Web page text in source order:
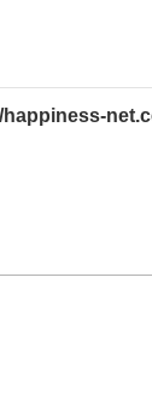
happiness-